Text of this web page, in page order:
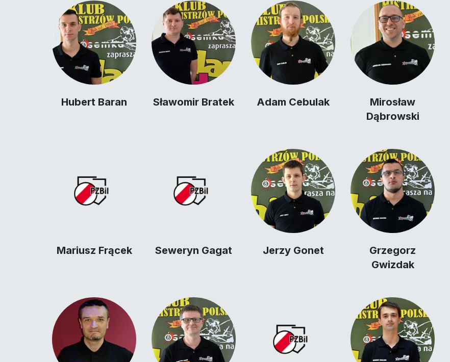
Hubert Baran Sławomir Bratek Adam Cebulak
Mirosław
Dąbrowski
Mariusz Frącek Seweryn Gagat Jerzy Gonet
Grzegorz
Gwizdak